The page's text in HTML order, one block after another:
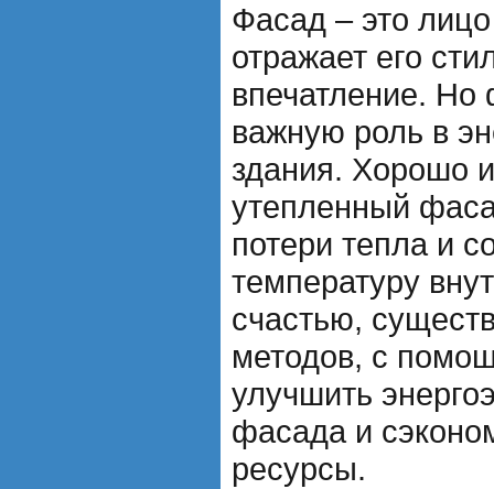
Фасад – это
отражает его
впечатление. Но
важную роль в
здания. Хорошо
утепленный
потери тепла и
температуру
счастью,
методов, с
улучшить
фасада и
ресурсы.